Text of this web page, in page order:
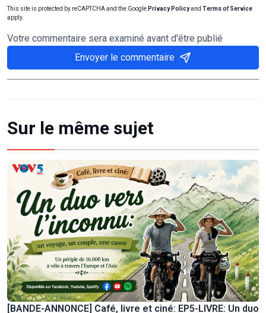
This site is protected by reCAPTCHA and the Google Privacy Policyand Terms of Service
apply.
Votre commentaire sera examiné avant d'être publié
Envoyer le commentaire
Sur le même sujet
[BANDE-ANNONCE] Café, livre et ciné: EP5-LIVRE: Un duo